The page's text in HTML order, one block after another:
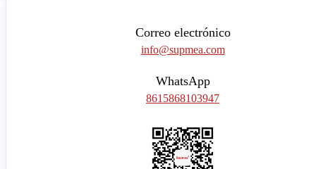
Correo electrónico
info@supmea.com
WhatsApp
8615868103947